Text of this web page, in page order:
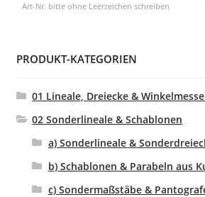
Art-Nr. bitte ohne Leerzeichen schreiben
PRODUKT-KATEGORIEN
01 Lineale, Dreiecke &
02 Sonderlineale & Schablonen
a) Sonderlineale &
b) Schablonen & Parabeln aus
c) Sondermaßstäbe &